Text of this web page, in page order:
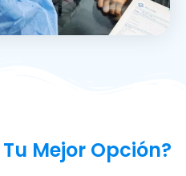
Mejor Opción?